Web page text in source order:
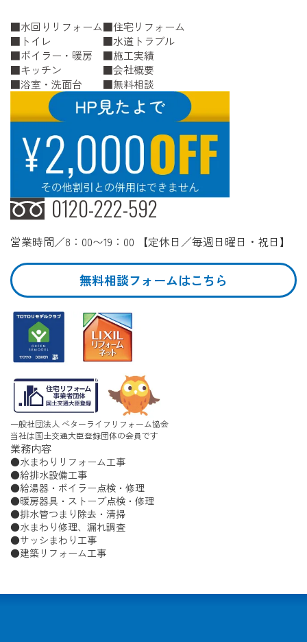
水回りリフォーム
トイレ
ボイラー・暖房
キッチン
浴室・洗面台
住宅リフォーム
水道トラブル
施工実績
会社概要
無料相談
0120-222-592
営業時間／8：00〜19：00 【定休日／毎週日曜日・祝日】
無料相談フォームはこちら
一般社団法人 ベターライフリフォーム協会
当社は国土交通大臣登録団体の会員です
業務内容
水まわりリフォーム工事
給排水設備工事
給湯器・ボイラー点検・修理
暖房器具・ストーブ点検・修理
排水管つまり除去・清掃
水まわり修理、漏れ調査
サッシまわり工事
建築リフォーム工事